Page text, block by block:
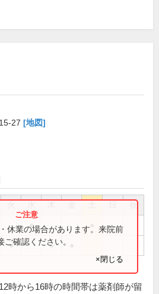
27 [地図]
祝
●
● ●
休業の場合があります。来院前
確認ください。
×閉じる
時から16時の時間帯は薬剤師が留